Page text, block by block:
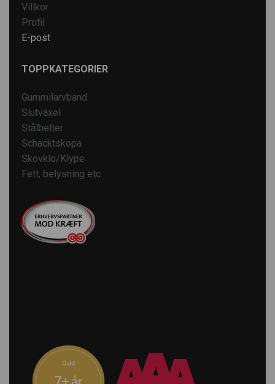
Villkor
Profil
E-post
TOPPKATEGORIER
Gummilarvband
Slutväxel
Stålbelter
Schacktskopa
Skovklo/Klype
Fett, belysning etc.